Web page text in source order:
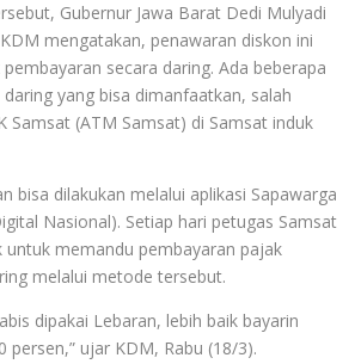
Gubernur Jawa Barat Dedi Mulyadi
mengatakan, penawaran diskon ini
secara daring. Ada beberapa
yang bisa dimanfaatkan, salah
Samsat (ATM Samsat) di Samsat induk
bisa dilakukan melalui aplikasi Sapawarga
Nasional). Setiap hari petugas Samsat
untuk memandu pembayaran pajak
melalui metode tersebut.
dipakai Lebaran, lebih baik bayarin
persen,” ujar KDM, Rabu (18/3).